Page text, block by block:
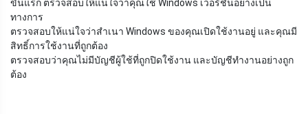
ขั้นแรก ตรวจสอบให้แน่ใจว่าคุณใช้ Windows เวอร์ชันอย่างเป็น
ทางการ
ตรวจสอบให้แน่ใจว่าสำเนา Windows ของคุณเปิดใช้งานอยู่ และคุณมี
สิทธิ์การใช้งานที่ถูกต้อง
ตรวจสอบว่าคุณไม่มีบัญชีผู้ใช้ที่ถูกปิดใช้งาน และบัญชีทำงานอย่างถูก
ต้อง